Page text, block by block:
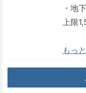
・地
上限
もっ